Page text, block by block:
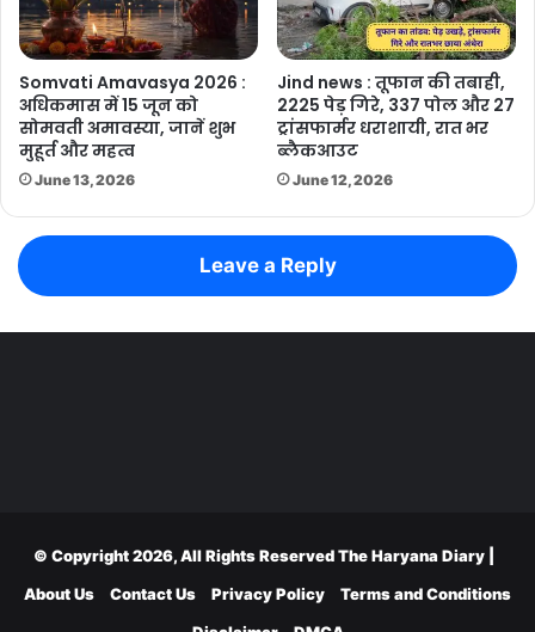
Somvati Amavasya 2026 :
अधिकमास में 15 जून को
सोमवती अमावस्या, जानें शुभ
मुहूर्त और महत्व
June 13, 2026
Jind news : तूफान की तबाही,
2225 पेड़ गिरे, 337 पोल और 27
ट्रांसफार्मर धराशायी, रात भर
ब्लैकआउट
June 12, 2026
Leave a Reply
© Copyright 2026, All Rights ReservedThe Haryana Diary
About Us
Contact Us Privacy Policy
Terms and Conditions